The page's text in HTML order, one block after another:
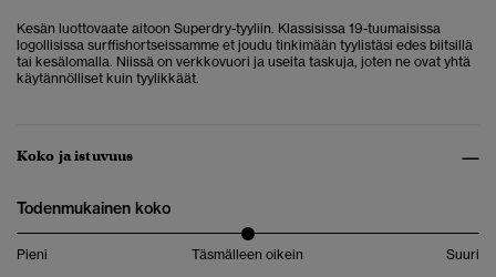
Kesän luottovaate aitoon Superdry-tyyliin. Klassisissa 19-tuumaisissa
logollisissa surffishortseissamme et joudu tinkimään tyylistäsi edes biitsillä
tai kesälomalla. Niissä on verkkovuori ja useita taskuja, joten ne ovat yhtä
käytännölliset kuin tyylikkäät.
Koko ja istuvuus
Todenmukainen koko
Pieni Täsmälleen oikein Suuri